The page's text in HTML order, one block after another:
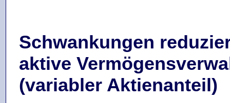
Schwankungen
aktive
(variabler Aktienanteil)